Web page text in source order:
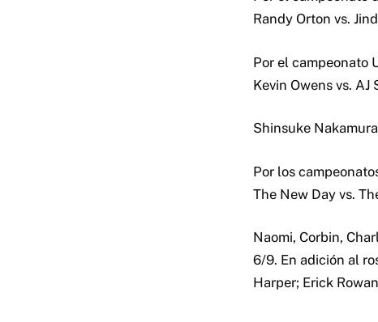
Randy Orton vs.
Por el campeonato
Kevin Owens vs. AJ
Shinsuke
Por los
The New Day vs.
Naomi, Corbin,
6/9. En adición al
Harper; Erick